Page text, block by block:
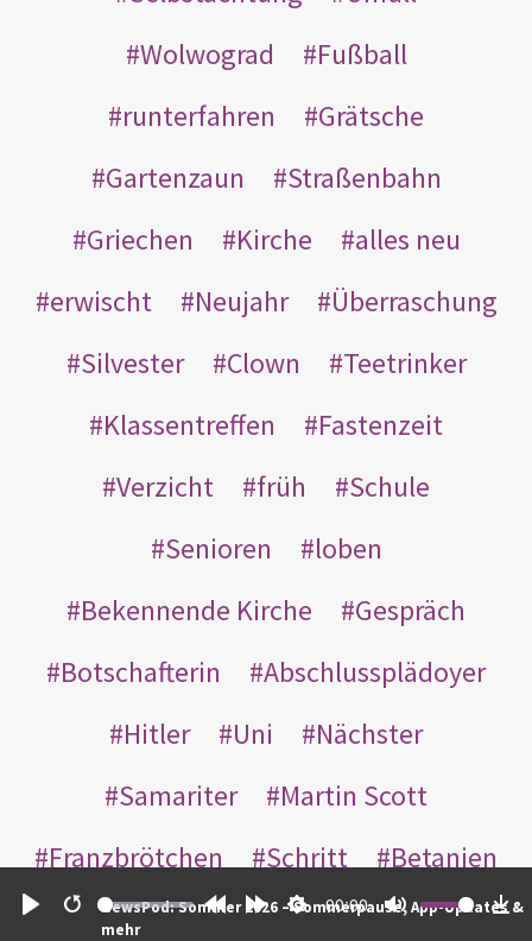
Restart
00:00
NewsPod: Sommer 2026 – Sommerpause, App-Updates &
mehr
Wolwograd
Fußball
runterfahren
Grätsche
Gartenzaun
Straßenbahn
Griechen
Kirche
alles neu
erwischt
Neujahr
Überraschung
Silvester
Clown
Teetrinker
Klassentreffen
Fastenzeit
Verzicht
früh
Schule
Senioren
loben
Bekennende Kirche
Gespräch
Botschafterin
Abschlussplädoyer
Hitler
Uni
Nächster
Samariter
Martin Scott
Franzbrötchen
Schritt
Betanien
sorry
geboren unfruchtbar